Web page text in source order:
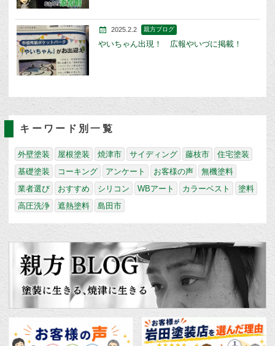
2025.2.2 親方ブログ
やいちゃん出現！ 広報やいづに掲載！
キーワード別一覧
外壁塗装 屋根塗装 焼津市 サイディング 藤枝市
住宅塗装
基礎塗装
コーキング アンケート お客様の声
無機塗料
業者選び
おすすめ シリコン WBアート カラーベスト
塗料
高圧洗浄
遮熱塗料 島田市